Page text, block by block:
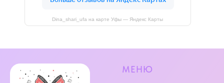
Dina_shari_ufa на карте Уфы — Яндекс Карты
МЕНЮ